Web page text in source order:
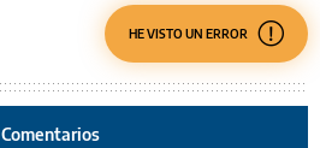
HE VISTO UN ERROR
Comentarios